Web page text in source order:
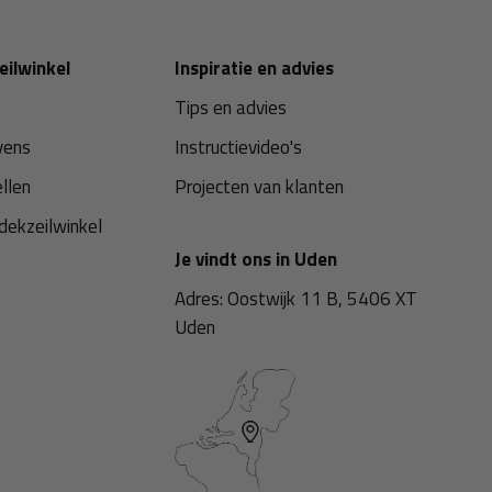
Inspiratie en advies
Tips en advies
Instructievideo's
Projecten van klanten
Je vindt ons in Uden
Adres: Oostwijk 11 B, 5406 XT
Uden